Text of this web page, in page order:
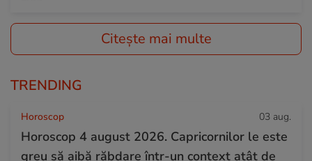
Citește mai multe
TRENDING
Horoscop 03 aug.
Horoscop 4 august 2026. Capricornilor le este
greu să aibă răbdare într-un context atât de